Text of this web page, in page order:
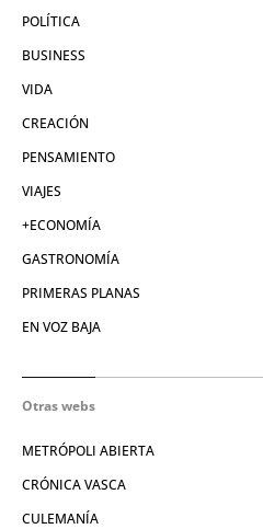
POLÍTICA
BUSINESS
VIDA
CREACIÓN
PENSAMIENTO
VIAJES
+ECONOMÍA
GASTRONOMÍA
PRIMERAS PLANAS
EN VOZ BAJA
Otras webs
METRÓPOLI ABIERTA
CRÓNICA VASCA
CULEMANÍA